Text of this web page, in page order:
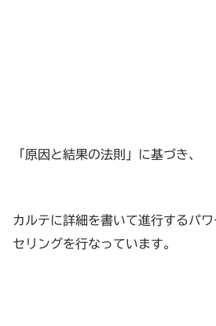
「原因と結果の法則」に基づき、
カルテに詳細を書いて進行するパ
セリングを行なっています。